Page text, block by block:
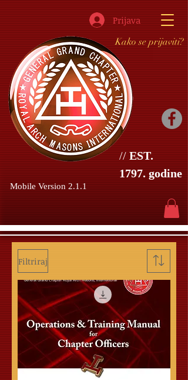
Prijava
//EST.
1797. godine
Kako se prijaviti?
Mobile Version 2.1.1
Filtriraj